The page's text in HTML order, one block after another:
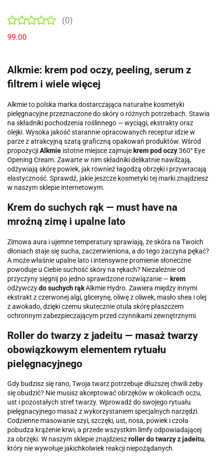
(0)
99.00
Alkmie: krem pod oczy, peeling, serum z
filtrem i wiele więcej
Alkmie to polska marka dostarczająca naturalne kosmetyki
pielęgnacyjne przeznaczone do skóry o różnych potrzebach. Stawia
na składniki pochodzenia roślinnego — wyciągi, ekstrakty oraz
olejki. Wysoka jakość starannie opracowanych receptur idzie w
parze z atrakcyjną szatą graficzną opakowań produktów. Wśród
propozycjiAlkmie istotne miejsce zajmuje krem pod oczy360° Eye
Opening Cream. Zawarte w nim składniki delikatnie nawilżają,
odżywiają skórę powiek, jak również łagodzą obrzęki i przywracają
elastyczność. Sprawdź, jakie jeszcze kosmetyki tej marki znajdziesz
w naszym sklepie internetowym.
Krem do suchych rąk — must have na
mroźną zimę i upalne lato
Zimowa aura i ujemne temperatury sprawiają, że skóra na Twoich
dłoniach staje się sucha, zaczerwieniona, a do tego zaczyna pękać?
A może właśnie upalne lato i intensywne promienie słoneczne
powoduje u Ciebie suchość skóry na rękach? Niezależnie od
przyczyny sięgnij po jedno sprawdzone rozwiązanie — krem
odżywczydo suchych rąkAlkmie Hydro. Zawiera między innymi
ekstrakt z czerwonej algi, glicerynę, oliwę z oliwek, masło shea i olej
z awokado, dzięki czemu skutecznie otula skórę płaszczem
ochronnym zabezpieczającym przed czynnikami zewnętrznymi.
Roller do twarzy z jadeitu — masaż twarzy
obowiązkowym elementem rytuału
pielęgnacyjnego
Gdy budzisz się rano, Twoja twarz potrzebuje dłuższej chwili żeby
się obudzić? Nie musisz akceptować obrzęków w okolicach oczu,
ust i pozostałych stref twarzy. Wprowadź do swojego rytuału
pielęgnacyjnego masaż z wykorzystaniem specjalnych narzędzi.
Codzienne masowanie szyi, szczęki, ust, nosa, powiek i czoła
pobudza krążenie krwi, a przede wszystkim limfy odpowiadającej
za obrzęki. W naszym sklepie znajdzieszroller do twarzy z jadeitu,
który nie wywołuje jakichkolwiek reakcji niepożądanych.